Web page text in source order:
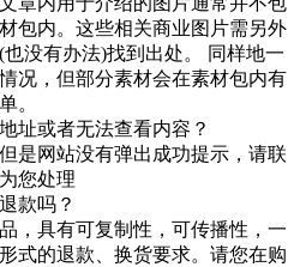
包内。这些相关商业图片需另外
没有办法)找到出处。 同样地一
况，但部分素材会在素材包内有
。
址或者无法查看内容？
是网站没有弹出成功提示，请联
您处理
款吗？
，具有可复制性，可传播性，一
式的退款、换货要求。请您在购